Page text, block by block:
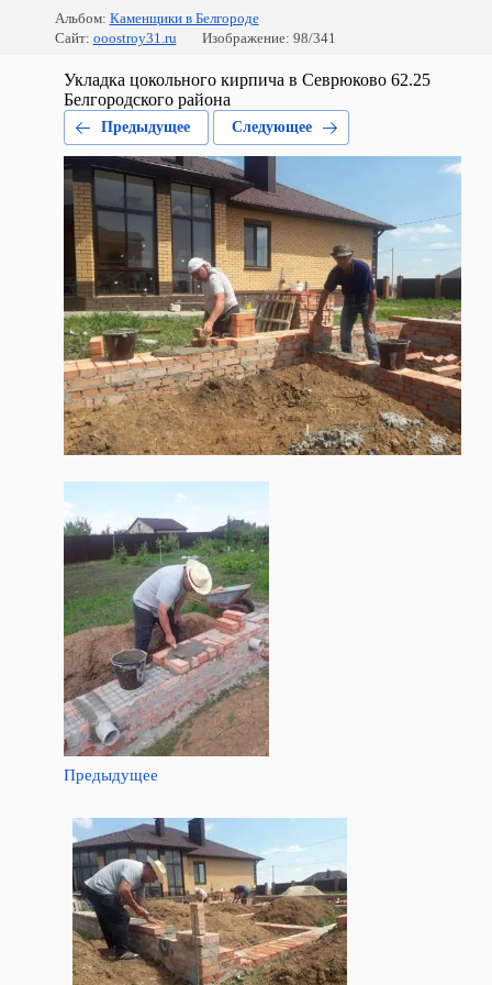
Альбом: Каменщики в Белгороде
Сайт: ooostroy31.ru Изображение: 98/341
Укладка цокольного кирпича в Севрюково 62.25
Белгородского района
Предыдущее Следующее
Предыдущее